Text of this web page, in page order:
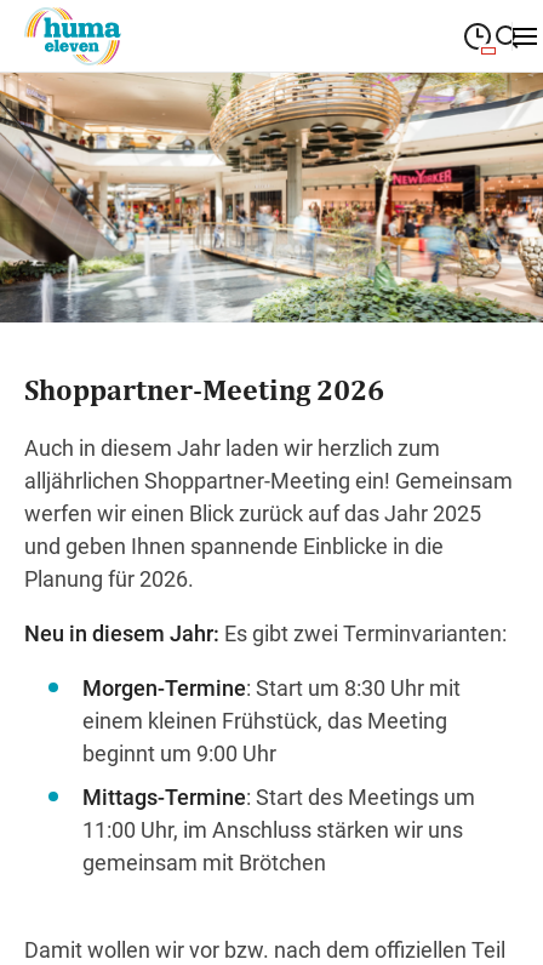
Suche schließen
Montag
MONTAG 09:00—19:00
Dienstag
DIENSTAG 09:00—19:00
Mittwoch
MITTWOCH 09:00—19:00
Donnerstag
DONNERSTAG 09:00—19:00
Sonderöffnungszeiten
Wegbeschreibung
Shoppartner-Meeting 2026
Auch in diesem Jahr laden wir herzlich zum
alljährlichen Shoppartner-Meeting ein! Gemeinsam
werfen wir einen Blick zurück auf das Jahr 2025
und geben Ihnen spannende Einblicke in die
Planung für 2026.
Neu in diesem Jahr: Es gibt zwei Terminvarianten:
Morgen-Termine: Start um 8:30 Uhr mit
einem kleinen Frühstück, das Meeting
beginnt um 9:00 Uhr
Mittags-Termine: Start des Meetings um
11:00 Uhr, im Anschluss stärken wir uns
gemeinsam mit Brötchen
Damit wollen wir vor bzw. nach dem offiziellen Teil